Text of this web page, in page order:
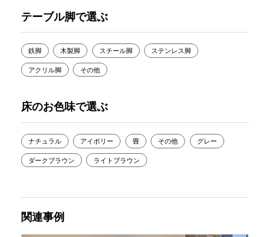
テーブル脚で選ぶ
鉄脚 木製脚 スチール脚 ステンレス脚
アクリル脚 その他
床のお色味で選ぶ
ナチュラル アイボリー 畳 その他 グレー
ダークブラウン ライトブラウン
関連事例